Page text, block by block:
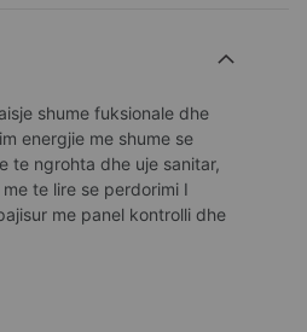
shume fuksionale dhe
energjie me shume se
te ngrohta dhe uje sanitar,
te lire se perdorimi I
me panel kontrolli dhe